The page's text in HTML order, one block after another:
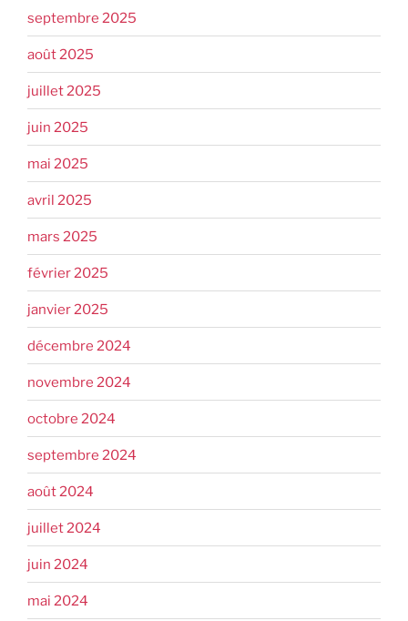
septembre 2025
août 2025
juillet 2025
juin 2025
mai 2025
avril 2025
mars 2025
février 2025
janvier 2025
décembre 2024
novembre 2024
octobre 2024
septembre 2024
août 2024
juillet 2024
juin 2024
mai 2024